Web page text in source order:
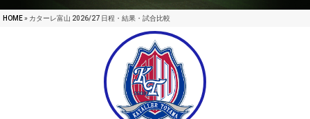
HOME» カターレ富山 2026/27 日程・結果・試合比較